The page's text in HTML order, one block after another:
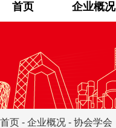
首页 企业概况
首页 - 企业概况 - 协会学会